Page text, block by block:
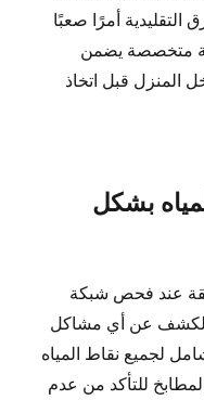
التقليدية أمرًا صعبًا
متخصصة يضمن
المنزل قبل اتخاذ
بشكل
عند فحص شبكة
الكشف عن أي مشاكل
لجميع نقاط المياه
للتأكد من عدم